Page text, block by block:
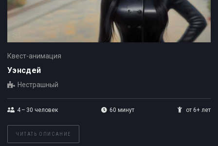
Квест-анимация
Уэнсдей
Нестрашный
4 – 30 человек 60 минут от 6+ лет
ЧИТАТЬ ОПИСАНИЕ